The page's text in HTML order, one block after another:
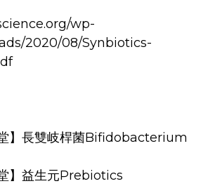
wp-
2020/08/Synbiotics-
】 長雙岐桿菌Bifidobacterium
益生元Prebiotics